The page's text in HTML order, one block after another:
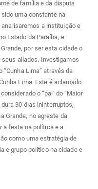
de família e da disputa
uma constante na
a instituição e
Estado da Paraíba, e
por ser esta cidade o
seus aliados. Investigamos
Lima” através da
Lima. Este é aclamado
o “pai’ do “Maior
30 dias ininterruptos,
Grande, no agreste da
a festa na política e a
como uma estratégia de
e grupo político na cidade e